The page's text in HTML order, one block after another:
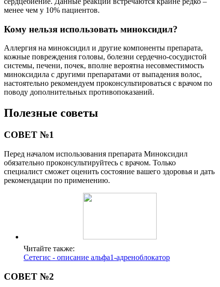
менее чем у 10% пациентов.
Кому нельзя использовать миноксидил?
Аллергия на миноксидил и другие компоненты препарата,
кожные повреждения головы, болезни сердечно-сосудистой
системы, печени, почек, вполне вероятна несовместимость
миноксидила с другими препаратами от выпадения волос,
настоятельно рекомендуем проконсультироваться с врачом по
поводу дополнительных противопоказаний.
Полезные советы
СОВЕТ №1
Перед началом использования препарата Миноксидил
обязательно проконсультируйтесь с врачом. Только
специалист сможет оценить состояние вашего здоровья и дать
рекомендации по применению.
Читайте также:
Сетегис - описание альфа1-адреноблокатор
СОВЕТ №2